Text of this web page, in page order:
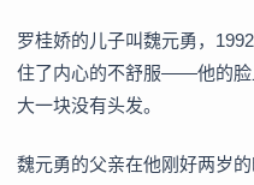
罗桂娇的儿子叫魏元勇，
住了内心的不舒服——他的脸
大一块没有头发。
魏元勇的父亲在他刚好两岁